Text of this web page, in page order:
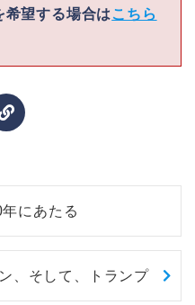
望する場合は こちら
にあたる
、そして、トランプ